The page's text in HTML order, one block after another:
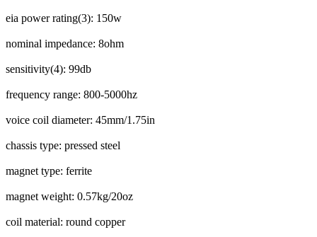
eia power rating(3): 150w
nominal impedance: 8ohm
sensitivity(4): 99db
frequency range: 800-5000hz
voice coil diameter: 45mm/1.75in
chassis type: pressed steel
magnet type: ferrite
magnet weight: 0.57kg/20oz
coil material: round copper